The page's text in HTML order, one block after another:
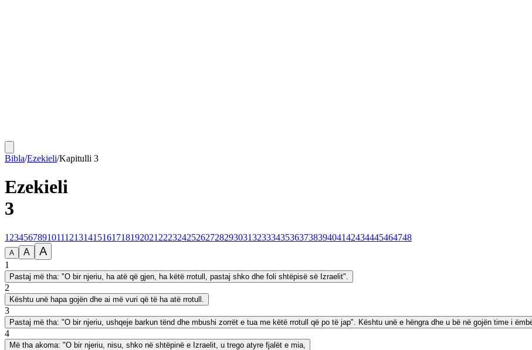
Bibla/Ezekieli/Kapitulli 3
Ezekieli
3
1 23456789101112131415161718192021 222324252627282930313233343536373839404142434445464748
A A A
1
Pastaj më tha: "O bir njeriu, ha atë që gjen, ha këtë rrotull, pastaj shko dhe foli shtëpisë së Izraelit".
2
Kështu unë hapa gojën dhe ai më vuri që të ha atë rrotull.
3
Pastaj më tha: "O bir njeriu, ushqeje barkun tënd dhe mbushi zorrët e tua me këtë rrotull që po të jap". Kështu unë e hëngra dhe u bë në gojën time i
4
Më tha akoma: "O bir njeriu, nisu, shko në shtëpinë e Izraelit, u trego atyre fjalët e mia,